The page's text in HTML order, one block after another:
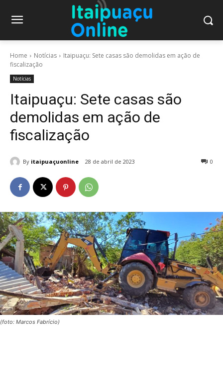
Home Notícias
Itaipuaçu: Sete casas são demolidas em ação de
fiscalização
Notícias
Itaipuaçu: Sete casas são
demolidas em ação de
fiscalização
By itaipuaçuonline 28 de abril de 2023 0
(foto: Marcos Fabrício)